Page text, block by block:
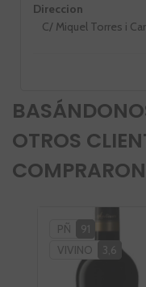
Direccion
C/ Miquel Torres i
OTROS
PÑ
91
VIVINO
3,6